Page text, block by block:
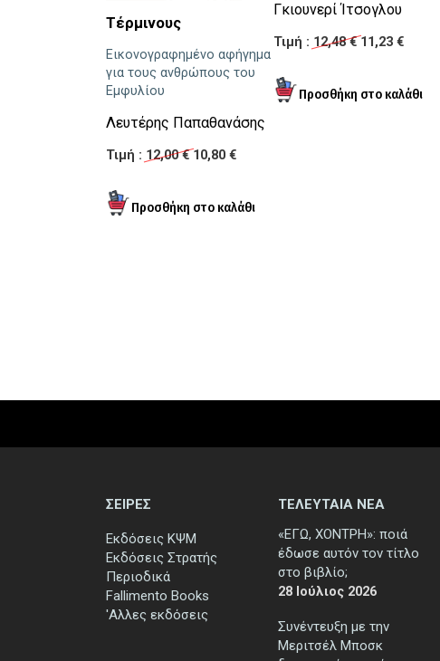
Τέρμινους
Εικονογραφημένο αφήγημα
για τους ανθρώπους του
Εμφυλίου
Λευτέρης Παπαθανάσης
Τιμή : 12,00 €10,80 €
Γκιουνερί Ίτσογλου
Τιμή : 12,48 €11,23 €
ΣΕΙΡΕΣ
Εκδόσεις ΚΨΜ
Εκδόσεις Στρατής
Περιοδικά
Fallimento Books
'Αλλες εκδόσεις
ΤΕΛΕΥΤΑΙΑ ΝΕΑ
«ΕΓΩ, ΧΟΝΤΡΗ»: ποιά
έδωσε αυτόν τον τίτλο
στο βιβλίο;
28 Ιούλιος 2026
Συνέντευξη με την
Μεριτσέλ Μποσκ